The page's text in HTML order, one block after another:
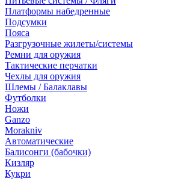
Платформы набедренные
Подсумки
Пояса
Разгрузочные жилеты/системы
Ремни для оружия
Тактические перчатки
Чехлы для оружия
Шлемы / Балаклавы
Футболки
Ножи
Ganzo
Morakniv
Автоматические
Балисонги (бабочки)
Кизляр
Кукри